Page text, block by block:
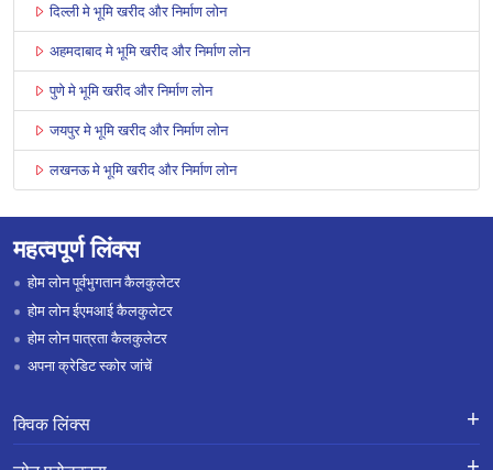
दिल्ली मे भूमि खरीद और निर्माण लोन
अहमदाबाद मे भूमि खरीद और निर्माण लोन
पुणे मे भूमि खरीद और निर्माण लोन
जयपुर मे भूमि खरीद और निर्माण लोन
लखनऊ मे भूमि खरीद और निर्माण लोन
महत्वपूर्ण लिंक्स
होम लोन पूर्वभुगतान कैलकुलेटर
होम लोन ईएमआई कैलकुलेटर
होम लोन पात्रता कैलकुलेटर
अपना क्रेडिट स्कोर जांचें
क्विक लिंक्स
लोन के लिए एप्लाई करें